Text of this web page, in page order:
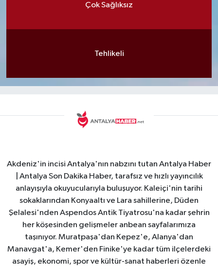
Çok Sağlıksız
Tehlikeli
Akdeniz'in incisi Antalya'nın nabzını tutan Antalya Haber
| Antalya Son Dakika Haber, tarafsız ve hızlı yayıncılık
anlayışıyla okuyucularıyla buluşuyor. Kaleiçi'nin tarihi
sokaklarından Konyaaltı ve Lara sahillerine, Düden
Şelalesi'nden Aspendos Antik Tiyatrosu'na kadar şehrin
her köşesinden gelişmeler anbean sayfalarımıza
taşınıyor. Muratpaşa'dan Kepez'e, Alanya'dan
Manavgat'a, Kemer'den Finike'ye kadar tüm ilçelerdeki
asayiş, ekonomi, spor ve kültür-sanat haberleri özenle